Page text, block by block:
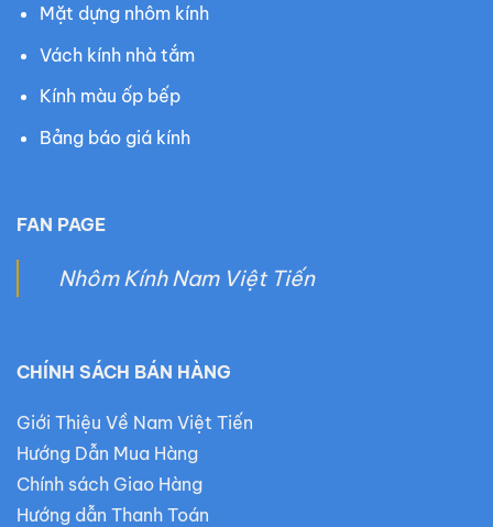
Mặt dựng nhôm kính
Vách kính nhà tắm
Kính màu ốp bếp
Bảng báo giá kính
FAN PAGE
Nhôm Kính Nam Việt Tiến
CHÍNH SÁCH BÁN HÀNG
Giới Thiệu Về Nam Việt Tiến
Hướng Dẫn Mua Hàng
Chính sách Giao Hàng
Hướng dẫn Thanh Toán